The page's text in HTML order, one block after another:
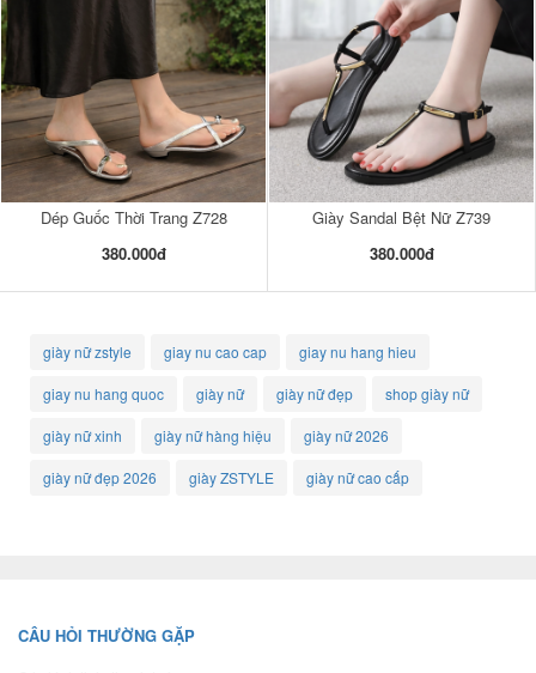
Dép Guốc Thời Trang Z728
380.000đ
Giày Sandal Bệt Nữ Z739
380.000đ
giày nữ zstyle giay nu cao cap giay nu hang hieu
giay nu hang quoc giày nữ giày nữ đẹp shop giày nữ
giày nữ xinh giày nữ hàng hiệu giày nữ 2026
giày nữ đẹp 2026 giày ZSTYLE giày nữ cao cấp
CÂU HỎI THƯỜNG GẶP